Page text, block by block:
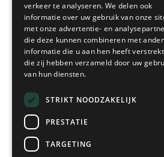
Menu
Agenda
Leden
Vorige events
Lid worden
Contact
p/
verkeer te analyseren. We delen ook
informatie over uw gebruik van onze
met onze advertentie- en
die deze kunnen combineren met
informatie die u aan hen heeft
die zij hebben verzameld door uw
van hun diensten.
STRIKT NOODZAKELIJK
PRESTATIE
TARGETING